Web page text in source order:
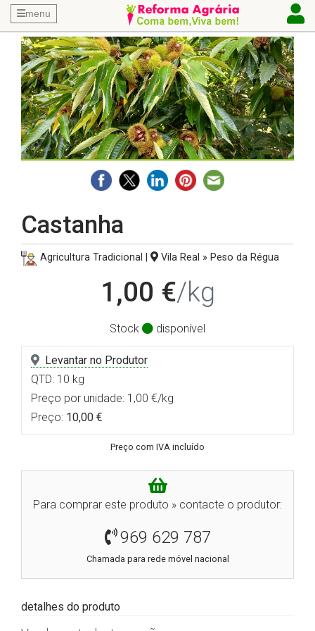
menu
Castanha
Agricultura Tradicional | Vila Real » Peso da Régua
1,00 €/kg
Stock disponível
Levantar no Produtor
QTD: 10 kg
Preço por unidade: 1,00 €/kg
Preço: 10,00 €
Preço com IVA incluído
Para comprar este produto » contacte o produtor:
969 629 787
Chamada para rede móvel nacional
detalhes do produto